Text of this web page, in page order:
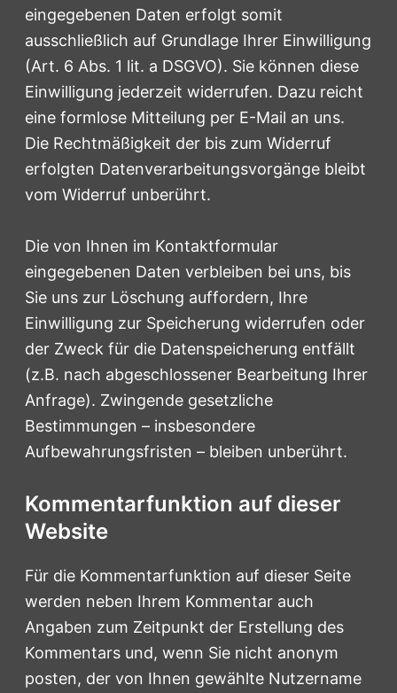
eingegebenen Daten erfolgt somit
ausschließlich auf Grundlage Ihrer Einwilligung
(Art. 6 Abs. 1 lit. a DSGVO). Sie können diese
Einwilligung jederzeit widerrufen. Dazu reicht
eine formlose Mitteilung per E-Mail an uns.
Die Rechtmäßigkeit der bis zum Widerruf
erfolgten Datenverarbeitungsvorgänge bleibt
vom Widerruf unberührt.
Die von Ihnen im Kontaktformular
eingegebenen Daten verbleiben bei uns, bis
Sie uns zur Löschung auffordern, Ihre
Einwilligung zur Speicherung widerrufen oder
der Zweck für die Datenspeicherung entfällt
(z.B. nach abgeschlossener Bearbeitung Ihrer
Anfrage). Zwingende gesetzliche
Bestimmungen – insbesondere
Aufbewahrungsfristen – bleiben unberührt.
Kommentarfunktion auf dieser
Website
Für die Kommentarfunktion auf dieser Seite
werden neben Ihrem Kommentar auch
Angaben zum Zeitpunkt der Erstellung des
Kommentars und, wenn Sie nicht anonym
posten, der von Ihnen gewählte Nutzername